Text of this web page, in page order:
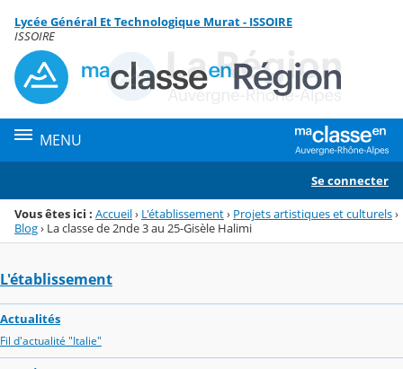
Menu de la rubrique
Contenu
Lycée Général Et Technologique Murat - ISSOIRE
ISSOIRE
MENU
Se connecter
Vous êtes ici : Accueil› L'établissement› Projets artistiques et culturels›
Blog› La classe de 2nde 3 au 25-Gisèle Halimi
L'établissement
Actualités
Fil d'actualité "Italie"